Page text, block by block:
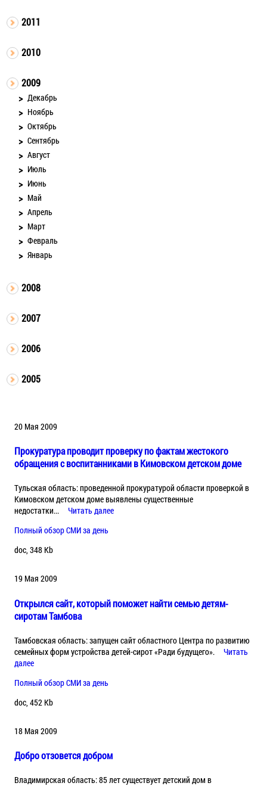
2011
2010
2009
Декабрь
Ноябрь
Октябрь
Сентябрь
Август
Июль
Июнь
Май
Апрель
Март
Февраль
Январь
2008
2007
2006
2005
20 Мая 2009
Прокуратура проводит проверку по фактам жестокого
обращения с воспитанниками в Кимовском детском доме
Тульская область: проведенной прокуратурой области проверкой в
Кимовском детском доме выявлены существенные
недостатки...
Читать далее
Полный обзор СМИ за день
doc, 348 Kb
19 Мая 2009
Открылся сайт, который поможет найти семью детям-
сиротам Тамбова
Тамбовская область: запущен сайт областного Центра по развитию
семейных форм устройства детей-сирот «Ради будущего».
Читать
далее
Полный обзор СМИ за день
doc, 452 Kb
18 Мая 2009
Добро отзовется добром
Владимирская область: 85 лет существует детский дом в